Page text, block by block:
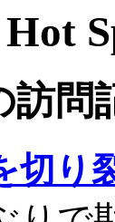
訪問
切り